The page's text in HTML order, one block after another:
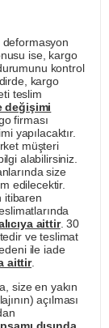
ise, kargo
kontrol
kargo
teslim
değişimi
firması
yapılacaktır.
müşteri
alabilirsiniz.
size
edilecektir.
itibaren
aittir. 30
ve teslimat
ile iade
aittir.
size en yakın
açılması